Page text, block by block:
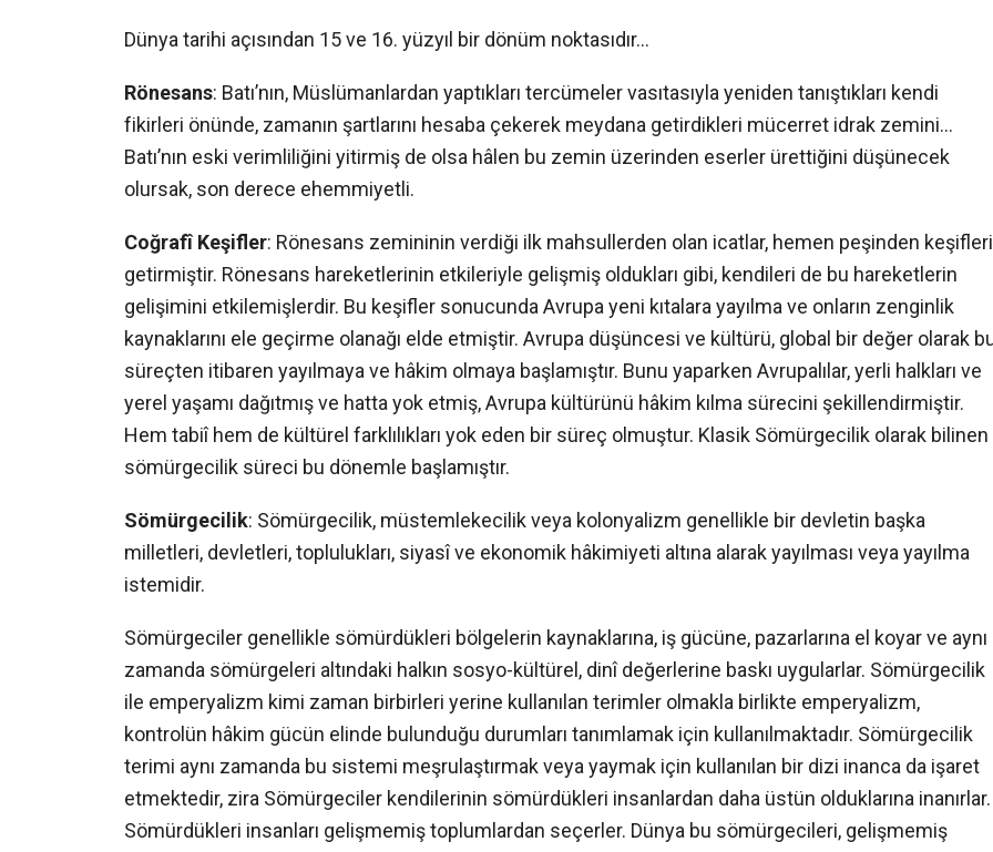
Dünya tarihi açısından 15 ve 16. yüzyıl bir dönüm noktasıdır…
Rönesans: Batı’nın, Müslümanlardan yaptıkları tercümeler vasıtasıyla yeniden tanıştıkları kendi
fikirleri önünde, zamanın şartlarını hesaba çekerek meydana getirdikleri mücerret idrak zemini…
Batı’nın eski verimliliğini yitirmiş de olsa hâlen bu zemin üzerinden eserler ürettiğini düşünecek
olursak, son derece ehemmiyetli.
Coğrafî Keşifler: Rönesans zemininin verdiği ilk mahsullerden olan icatlar, hemen peşinden keşifleri
getirmiştir. Rönesans hareketlerinin etkileriyle gelişmiş oldukları gibi, kendileri de bu hareketlerin
gelişimini etkilemişlerdir. Bu keşifler sonucunda Avrupa yeni kıtalara yayılma ve onların zenginlik
kaynaklarını ele geçirme olanağı elde etmiştir. Avrupa düşüncesi ve kültürü, global bir değer olarak
süreçten itibaren yayılmaya ve hâkim olmaya başlamıştır. Bunu yaparken Avrupalılar, yerli halkları ve
yerel yaşamı dağıtmış ve hatta yok etmiş, Avrupa kültürünü hâkim kılma sürecini şekillendirmiştir.
Hem tabiî hem de kültürel farklılıkları yok eden bir süreç olmuştur. Klasik Sömürgecilik olarak bilinen
sömürgecilik süreci bu dönemle başlamıştır.
Sömürgecilik: Sömürgecilik, müstemlekecilik veya kolonyalizm genellikle bir devletin başka
milletleri, devletleri, toplulukları, siyasî ve ekonomik hâkimiyeti altına alarak yayılması veya yayılma
istemidir.
Sömürgeciler genellikle sömürdükleri bölgelerin kaynaklarına, iş gücüne, pazarlarına el koyar ve aynı
zamanda sömürgeleri altındaki halkın sosyo-kültürel, dinî değerlerine baskı uygularlar. Sömürgecilik
ile emperyalizm kimi zaman birbirleri yerine kullanılan terimler olmakla birlikte emperyalizm,
kontrolün hâkim gücün elinde bulunduğu durumları tanımlamak için kullanılmaktadır. Sömürgecilik
terimi aynı zamanda bu sistemi meşrulaştırmak veya yaymak için kullanılan bir dizi inanca da işaret
etmektedir, zira Sömürgeciler kendilerinin sömürdükleri insanlardan daha üstün olduklarına inanırlar.
Sömürdükleri insanları gelişmemiş toplumlardan seçerler. Dünya bu sömürgecileri, gelişmemiş